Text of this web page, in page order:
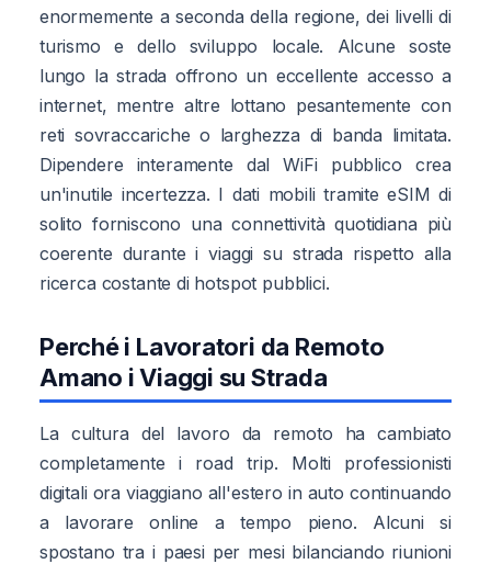
enormemente a seconda della regione, dei livelli di
turismo e dello sviluppo locale. Alcune soste
lungo la strada offrono un eccellente accesso a
internet, mentre altre lottano pesantemente con
reti sovraccariche o larghezza di banda limitata.
Dipendere interamente dal WiFi pubblico crea
un'inutile incertezza. I dati mobili tramite eSIM di
solito forniscono una connettività quotidiana più
coerente durante i viaggi su strada rispetto alla
ricerca costante di hotspot pubblici.
Perché i Lavoratori da Remoto
Amano i Viaggi su Strada
La cultura del lavoro da remoto ha cambiato
completamente i road trip. Molti professionisti
digitali ora viaggiano all'estero in auto continuando
a lavorare online a tempo pieno. Alcuni si
spostano tra i paesi per mesi bilanciando riunioni